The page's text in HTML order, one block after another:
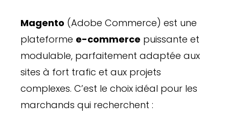
Magento (Adobe Commerce) est une
plateforme e-commerce puissante et
modulable, parfaitement adaptée aux
sites à fort trafic et aux projets
complexes. C’est le choix idéal pour les
marchands qui recherchent :